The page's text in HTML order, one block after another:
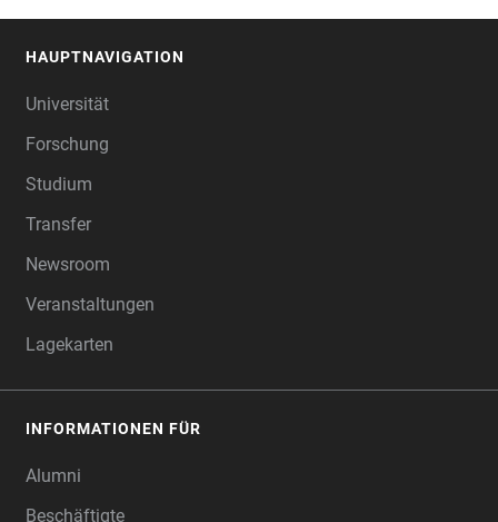
HAUPTNAVIGATION
Universität
Forschung
Studium
Transfer
Newsroom
Veranstaltungen
Lagekarten
INFORMATIONEN FÜR
Alumni
Beschäftigte